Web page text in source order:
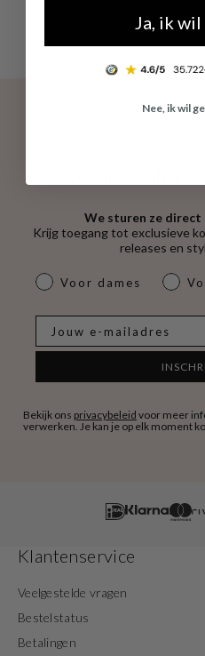
Exclusieve
We sturen ze direct
Krijg toegang tot exclusieve
releases en
dames & heren
Voor dames
Bekijk ons privacybeleid voor meer
verwerken. Je kan je op elk moment
Klantenservice
Veelgestelde vragen
Bestelstatus
Betalingen
Ja, ik
Nee, ik wil